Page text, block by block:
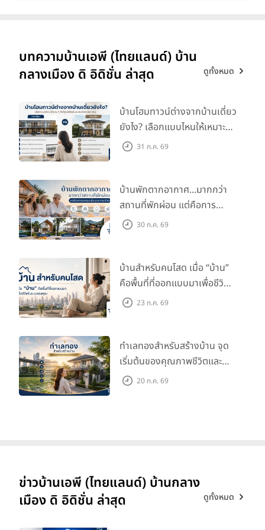
บทความบ้านเอพี (ไทยแลนด์) บ้าน
กลางเมือง ดิ อิดิชั่น ล่าสุด
ดูทั้งหมด
บ้านโฮมทาวน์ต่างจากบ้านเดี่ยว
ยังไง? เลือกแบบไหนให้เหมาะ
กับไลฟ์สไตล์และอนาคตของ
31 ก.ค. 69
บ้านพักตากอากาศ...มากกว่า
สถานที่พักผ่อน แต่คือการ
ลงทุนเพื่อคุณภาพชีวิต
30 ก.ค. 69
บ้านสำหรับคนโสด เมื่อ “บ้าน”
คือพื้นที่ที่ออกแบบมาเพื่อชีวิต
ในแบบของคุณ
23 ก.ค. 69
ทำเลทองสำหรับสร้างบ้าน จุด
เริ่มต้นของคุณภาพชีวิตและ
มูลค่าในอนาคต
20 ก.ค. 69
ข่าวบ้านเอพี (ไทยแลนด์) บ้านกลาง
เมือง ดิ อิดิชั่น ล่าสุด
ดูทั้งหมด